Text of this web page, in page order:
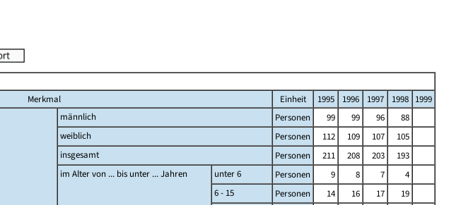
Merkmal
Einheit 1995 1996 1997 1998
1999
männlich Personen 99 99 96
88
weiblich
Personen 112 109 107
105
insgesamt
Personen 211 208 203
193
im Alter von ... bis unter ... Jahren
unter 6 Personen 9 8 7
4
6 - 15
Personen 14 16 17
19